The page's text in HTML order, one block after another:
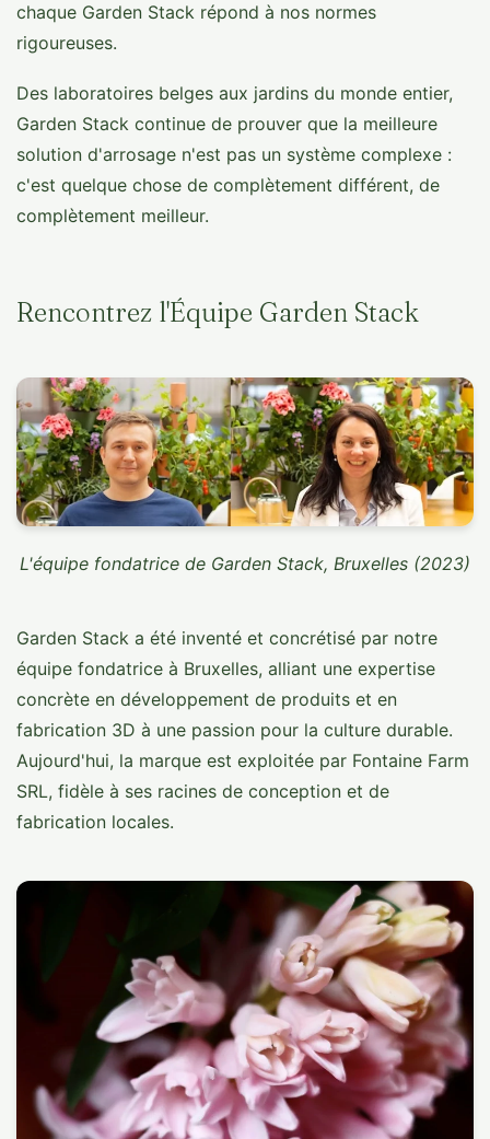
chaque Garden Stack répond à nos normes
rigoureuses.
Des laboratoires belges aux jardins du monde entier,
Garden Stack continue de prouver que la meilleure
solution d'arrosage n'est pas un système complexe :
c'est quelque chose de complètement différent, de
complètement meilleur.
Rencontrez l'Équipe Garden Stack
L'équipe fondatrice de Garden Stack, Bruxelles (2023)
Garden Stack a été inventé et concrétisé par notre
équipe fondatrice à Bruxelles, alliant une expertise
concrète en développement de produits et en
fabrication 3D à une passion pour la culture durable.
Aujourd'hui, la marque est exploitée par Fontaine Farm
SRL, fidèle à ses racines de conception et de
fabrication locales.